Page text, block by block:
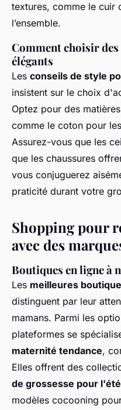
textures, comme le cuir
l’ensemble.
Comment choisir
élégants
Les conseils de style
insistent sur le choix
Optez pour des
comme le coton pour
Assurez-vous que les
que les chaussures
vous conjuguerez
praticité durant votre
Shopping pour
avec des
Boutiques en ligne à
Les meilleures
distinguent par leur
mamans. Parmi les
plateformes se
maternité tendance,
Elles offrent des
de grossesse pour l'été
modèles cocooning